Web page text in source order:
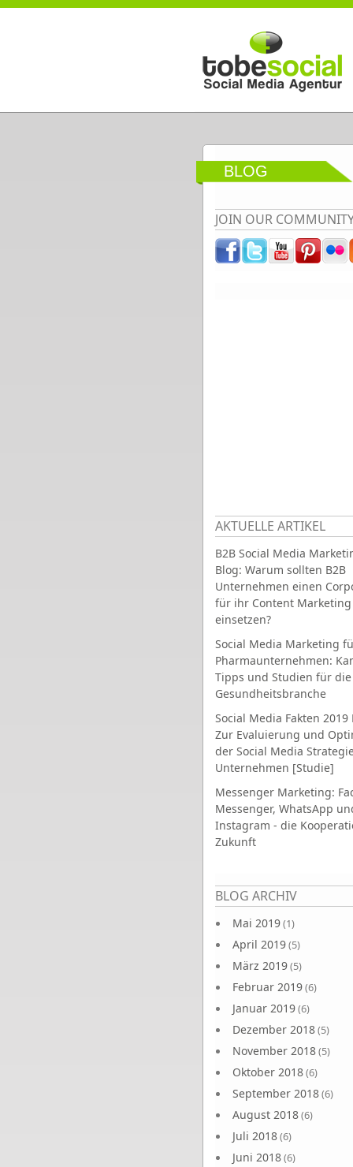
Direkt zum Inhalt
BLOG
JOIN OUR
AKTUELLE ARTIKEL
B2B Social Media
Blog: Warum sollten B2B
Unternehmen einen
für ihr Content Marketing
einsetzen?
Social Media Marketing
Pharmaunternehmen:
Tipps und Studien für die
Gesundheitsbranche
Social Media Fakten 2019
Zur Evaluierung und
der Social Media
Unternehmen [Studie]
Messenger Marketing:
Messenger, WhatsApp
Instagram - die
Zukunft
BLOG ARCHIV
Mai 2019(1)
April 2019(5)
März 2019(5)
Februar 2019(6)
Januar 2019(6)
Dezember 2018(5)
November 2018(5)
Oktober 2018(6)
September 2018(6)
August 2018(6)
Juli 2018(6)
Juni 2018(6)
Seiten